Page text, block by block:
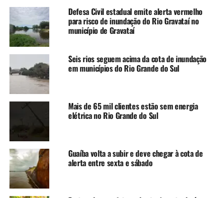
“Esse movimento mostra
que estamos priorizando a
reconstrução do Rio
Grande do Sul com
responsabilidade e com um
olhar para o futuro. Ao
mesmo tempo em que
buscamos respostas
rápidas para a emergência,
estamos estruturando o
Estado para que ele esteja
cada vez mais preparado e
Defesa Civil estadual emite alerta vermelho
para risco de inundação do Rio Gravataí no
município de Gravataí
Seis rios seguem acima da cota de inundação
em municípios do Rio Grande do Sul
Mais de 65 mil clientes estão sem energia
elétrica no Rio Grande do Sul
Guaíba volta a subir e deve chegar à cota de
alerta entre sexta e sábado